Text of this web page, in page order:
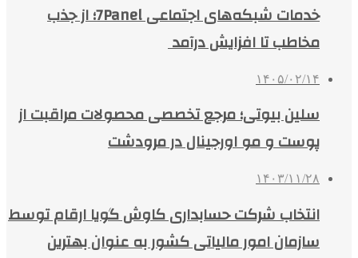
خدمات شبکه‌های اجتماعی 7Panel؛ از جذب
مخاطب تا افزایش درآمد
۱۴۰۵/۰۲/۱۴
سلین بیوتی؛ مرجع تخصصی محصولات مراقبت از
پوست و مو اورجینال در مرودشت
۱۴۰۳/۱۱/۲۸
انتخاب شرکت حسابداری کاوش گویا ارقام توسط
سازمان امور مالیاتی کشور به عنوان بهترین